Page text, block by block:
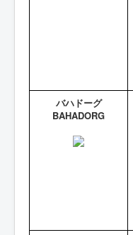
バハドーグ
BAHADORG